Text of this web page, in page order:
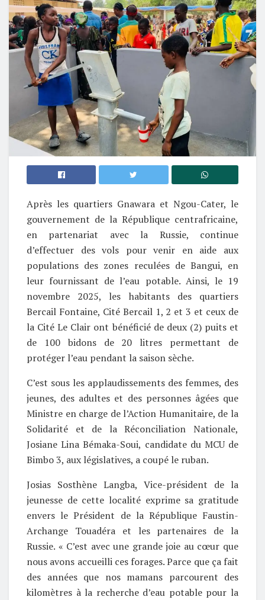
Après les quartiers Gnawara et Ngou-Cater, le
gouvernement de la République centrafricaine,
en partenariat avec la Russie, continue
d’effectuer des vols pour venir en aide aux
populations des zones reculées de Bangui, en
leur fournissant de l’eau potable. Ainsi, le 19
novembre 2025, les habitants des quartiers
Bercail Fontaine, Cité Bercail 1, 2 et 3 et ceux de
la Cité Le Clair ont bénéficié de deux (2) puits et
de 100 bidons de 20 litres permettant de
protéger l’eau pendant la saison sèche.
C’est sous les applaudissements des femmes, des
jeunes, des adultes et des personnes âgées que
Ministre en charge de l’Action Humanitaire, de la
Solidarité et de la Réconciliation Nationale,
Josiane Lina Bémaka-Soui, candidate du MCU de
Bimbo 3, aux législatives, a coupé le ruban.
Josias Sosthène Langba, Vice-président de la
jeunesse de cette localité exprime sa gratitude
envers le Président de la République Faustin-
Archange Touadéra et les partenaires de la
Russie. « C’est avec une grande joie au cœur que
nous avons accueilli ces forages. Parce que ça fait
des années que nos mamans parcourent des
kilomètres à la recherche d’eau potable pour la